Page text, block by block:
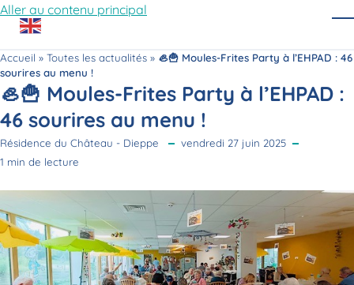
Aller au contenu principal
Accueil » Toutes les actualités » 🦪🍟 Moules-Frites Party à l’EHPAD : 46
sourires au menu !
🦪🍟 Moules-Frites Party à l’EHPAD :
46 sourires au menu !
Résidence du Château - Dieppe
vendredi 27 juin 2025
1 min de lecture